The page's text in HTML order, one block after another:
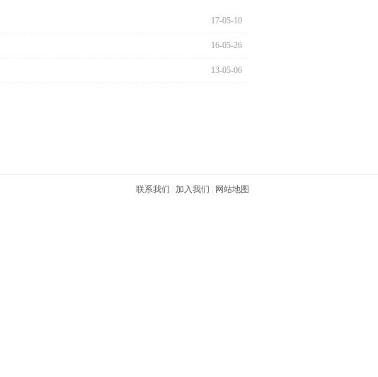
17-05-10
16-05-26
13-05-06
联系我们 加入我们 网站地图